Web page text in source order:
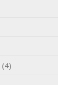
(4)